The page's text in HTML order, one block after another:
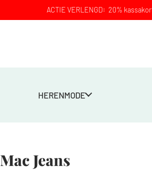
ACTIE VERLENGD: 20%
HERENMODE
Mac Jeans